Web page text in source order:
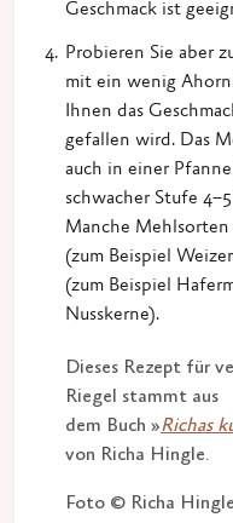
Geschmack ist
Probieren Sie aber
mit ein wenig
Ihnen das
gefallen wird. Das
auch in einer
schwacher Stufe
Manche Mehlsorten
(zum Beispiel
(zum Beispiel
Nusskerne).
Dieses Rezept für
Riegel stammt aus
dem Buch »Richas
von Richa Hingle.
Foto © Richa Hingle